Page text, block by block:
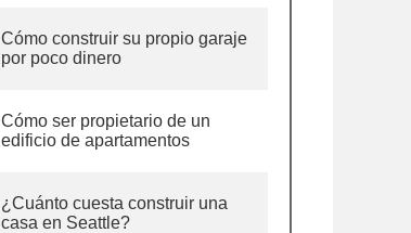
Cómo construir su propio garaje
por poco dinero
Cómo ser propietario de un
edificio de apartamentos
¿Cuánto cuesta construir una
casa en Seattle?